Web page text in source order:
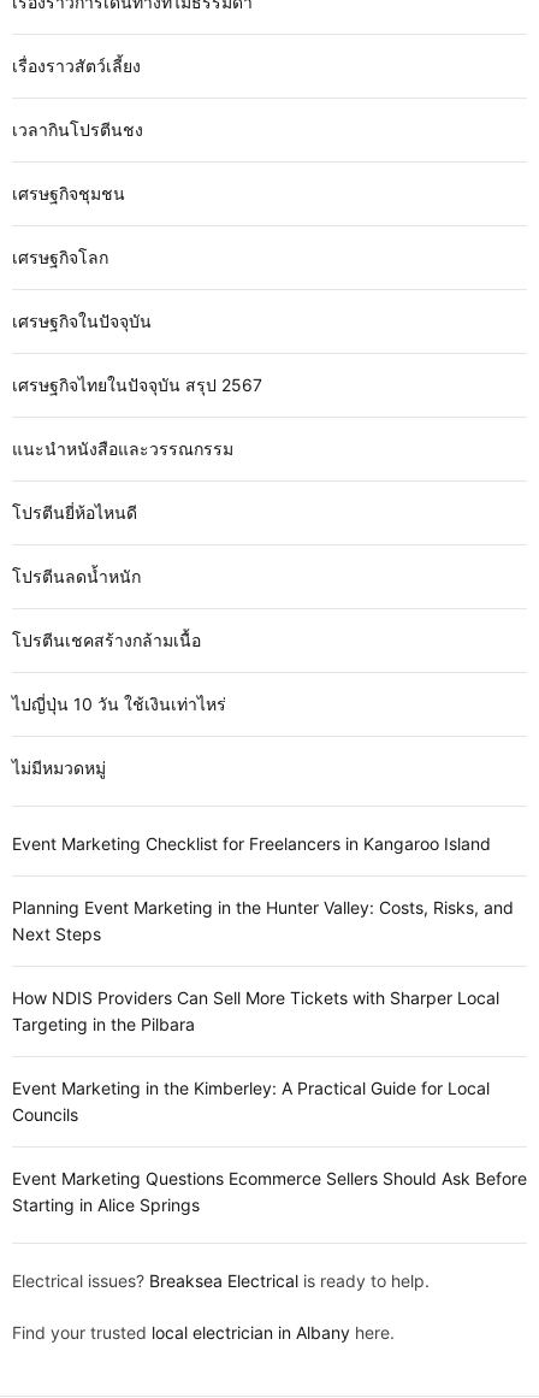
เรื่องราวสัตว์เลี้ยง
เวลากินโปรตีนชง
เศรษฐกิจชุมชน
เศรษฐกิจโลก
เศรษฐกิจในปัจจุบัน
เศรษฐกิจไทยในปัจจุบัน สรุป 2567
แนะนำหนังสือและวรรณกรรม
โปรตีนยี่ห้อไหนดี
โปรตีนลดน้ำหนัก
โปรตีนเชคสร้างกล้ามเนื้อ
ไปญี่ปุ่น 10 วัน ใช้เงินเท่าไหร่
ไม่มีหมวดหมู่
Event Marketing Checklist for Freelancers in Kangaroo Island
Planning Event Marketing in the Hunter Valley: Costs, Risks, and
Next Steps
How NDIS Providers Can Sell More Tickets with Sharper Local
Targeting in the Pilbara
Event Marketing in the Kimberley: A Practical Guide for Local
Councils
Event Marketing Questions Ecommerce Sellers Should Ask Before
Starting in Alice Springs
Electrical issues? Breaksea Electrical is ready to help.
Find your trusted local electrician in Albany here.